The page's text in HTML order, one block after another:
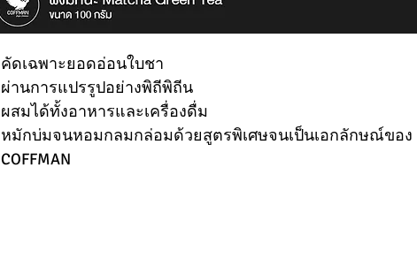
คัดเฉพาะยอดอ่อนใบชา
ผ่านการแปรรูปอย่างพิถีพิถีน
ผสมได้ทั้งอาหารและเครื่องดื่ม
หมักบ่มจนหอมกลมกล่อมด้วยสูตรพิเศษจนเป็นเอกลักษณ์ของ
COFFMAN